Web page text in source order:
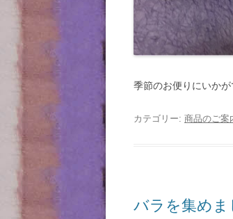
季節のお便りにいかが
カテゴリー: 商品のご案
バラを集めま